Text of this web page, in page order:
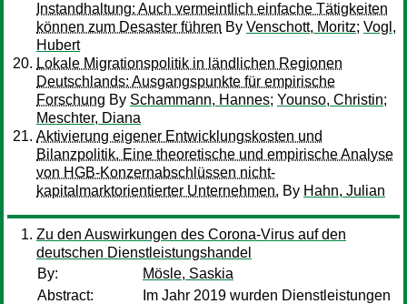
Instandhaltung: Auch vermeintlich einfache Tätigkeiten
können zum Desaster führen By Venschott, Moritz; Vogl,
Hubert
Lokale Migrationspolitik in ländlichen Regionen
Deutschlands: Ausgangspunkte für empirische
Forschung By Schammann, Hannes; Younso, Christin;
Meschter, Diana
Aktivierung eigener Entwicklungskosten und
Bilanzpolitik. Eine theoretische und empirische Analyse
von HGB-Konzernabschlüssen nicht-
kapitalmarktorientierter Unternehmen. By Hahn, Julian
Zu den Auswirkungen des Corona-Virus auf den
deutschen Dienstleistungshandel
By:
Mösle, Saskia
Abstract:
Im Jahr 2019 wurden Dienstleistungen